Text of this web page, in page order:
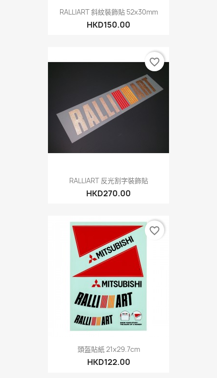
RALLIART 斜紋裝飾貼 52x30mm
HKD150.00
RALLIART 反光割字裝飾貼
HKD270.00
favorite_border
頭盔貼紙 21x29.7cm
HKD122.00
favorite_border